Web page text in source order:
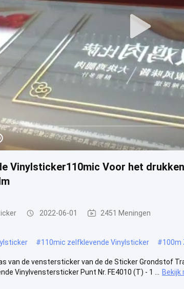
Vinylsticker110mic Voor het
2022-06-01 2451 Meningen
#110mic zelfklevende Vinylsticker #100m
van de venstersticker van de de Sticker Grondstof
Vinylvenstersticker Punt Nr. FE4010 (T) - 1 ...
Bekijk